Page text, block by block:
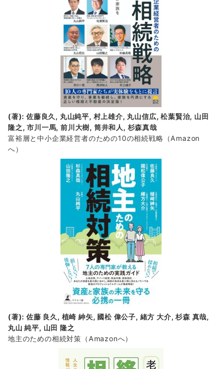
(著): 佐藤良久, 丸山純平, 村上雄介, 丸山信広, 松葉賢治, 山田
隆之, 市川一馬, 前川大樹, 筒井和人, 杉森真哉
富裕層と中小企業経営者のための10の相続戦略 （Amazon
へ）
(著): 佐藤 良久, 植崎 紳矢, 國松 偉公子, 緒方 大介, 杉森 真哉,
丸山 純平, 山田 隆之
地主のための相続対策 （Amazonへ）